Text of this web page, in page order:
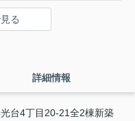
る
詳細情報
光台4丁目20-21全2棟新築